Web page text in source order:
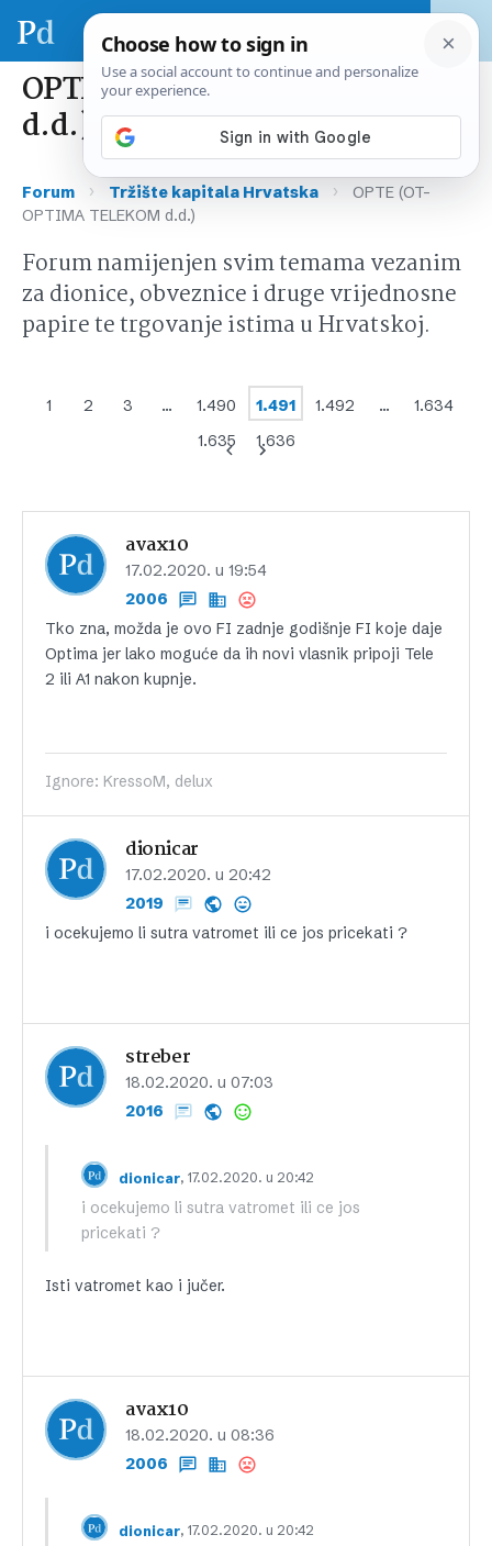
OPTE (OT-OPTIMA TELEKOM
d.d.)
Forum › Tržište kapitala Hrvatska ›
OPTE (OT-
OPTIMA TELEKOM d.d.)
Forum namijenjen svim temama vezanim
za dionice, obveznice i druge vrijednosne
papire te trgovanje istima u Hrvatskoj.
1 2 3 … 1.490 1.491 1.492 …
1.634
1.635
1.636
avax10
17.02.2020. u 19:54
2006
Tko zna, možda je ovo FI zadnje godišnje FI koje daje
Optima jer lako moguće da ih novi vlasnik pripoji Tele
2 ili A1 nakon kupnje.
Ignore: KressoM, delux
dionicar
17.02.2020. u 20:42
2019
i ocekujemo li sutra vatromet ili ce jos pricekati ?
streber
18.02.2020. u 07:03
2016
dionicar, 17.02.2020. u 20:42
i ocekujemo li sutra vatromet ili ce jos
pricekati ?
Isti vatromet kao i jučer.
avax10
18.02.2020. u 08:36
2006
dionicar, 17.02.2020. u 20:42